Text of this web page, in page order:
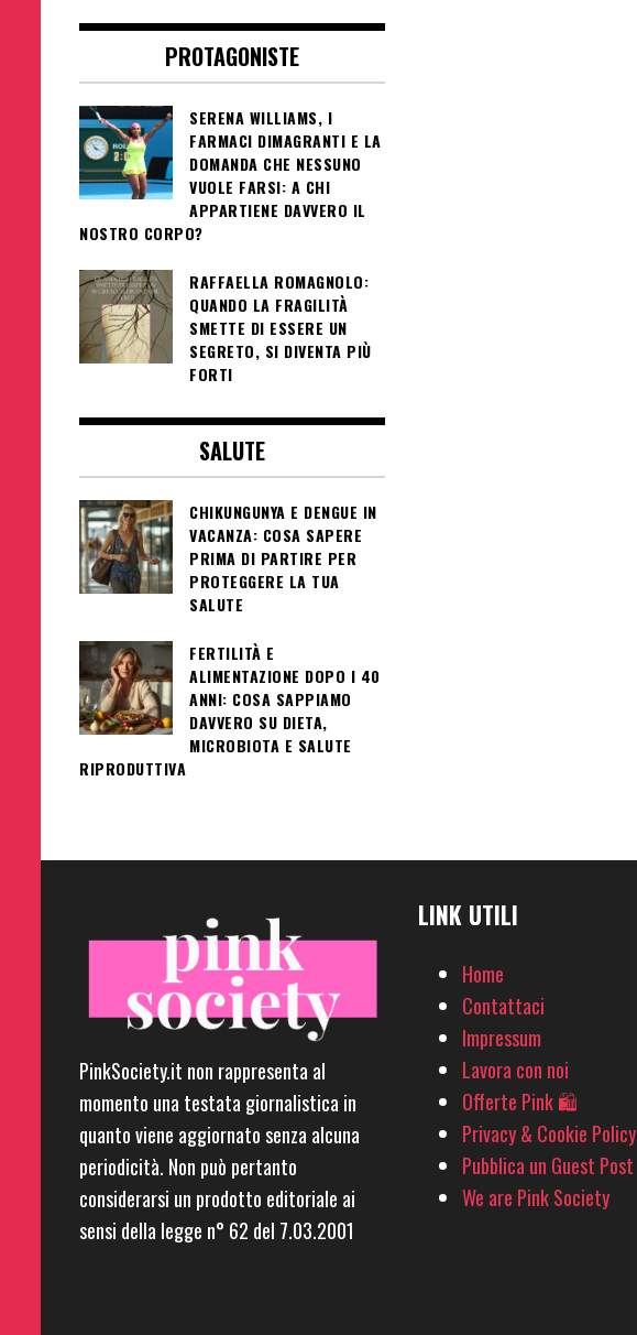
PROTAGONISTE
SERENA WILLIAMS, I
FARMACI DIMAGRANTI E LA
DOMANDA CHE NESSUNO
VUOLE FARSI: A CHI
APPARTIENE DAVVERO IL
NOSTRO CORPO?
RAFFAELLA ROMAGNOLO:
QUANDO LA FRAGILITÀ
SMETTE DI ESSERE UN
SEGRETO, SI DIVENTA PIÙ
FORTI
SALUTE
CHIKUNGUNYA E DENGUE IN
VACANZA: COSA SAPERE
PRIMA DI PARTIRE PER
PROTEGGERE LA TUA
SALUTE
FERTILITÀ E
ALIMENTAZIONE DOPO I 40
ANNI: COSA SAPPIAMO
DAVVERO SU DIETA,
MICROBIOTA E SALUTE
RIPRODUTTIVA
PinkSociety.it non rappresenta al
momento una testata giornalistica in
quanto viene aggiornato senza alcuna
periodicità. Non può pertanto
considerarsi un prodotto editoriale ai
sensi della legge n° 62 del 7.03.2001
LINK UTILI
Home
Contattaci
Impressum
Lavora con noi
Offerte Pink 🛍
Privacy & Cookie Policy
Pubblica un Guest Post
We are Pink Society